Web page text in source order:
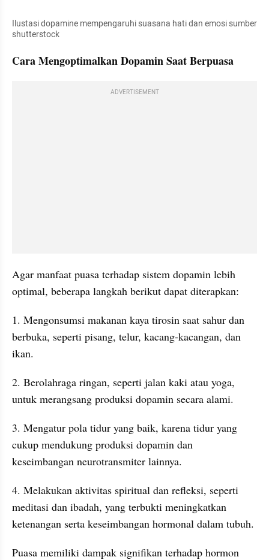
Ilustasi dopamine mempengaruhi suasana hati dan emosi sumber
shutterstock
Cara Mengoptimalkan Dopamin Saat Berpuasa
ADVERTISEMENT
Agar manfaat puasa terhadap sistem dopamin lebih
optimal, beberapa langkah berikut dapat diterapkan:
1. Mengonsumsi makanan kaya tirosin saat sahur dan
berbuka, seperti pisang, telur, kacang-kacangan, dan
ikan.
2. Berolahraga ringan, seperti jalan kaki atau yoga,
untuk merangsang produksi dopamin secara alami.
3. Mengatur pola tidur yang baik, karena tidur yang
cukup mendukung produksi dopamin dan
keseimbangan neurotransmiter lainnya.
4. Melakukan aktivitas spiritual dan refleksi, seperti
meditasi dan ibadah, yang terbukti meningkatkan
ketenangan serta keseimbangan hormonal dalam tubuh.
Puasa memiliki dampak signifikan terhadap hormon